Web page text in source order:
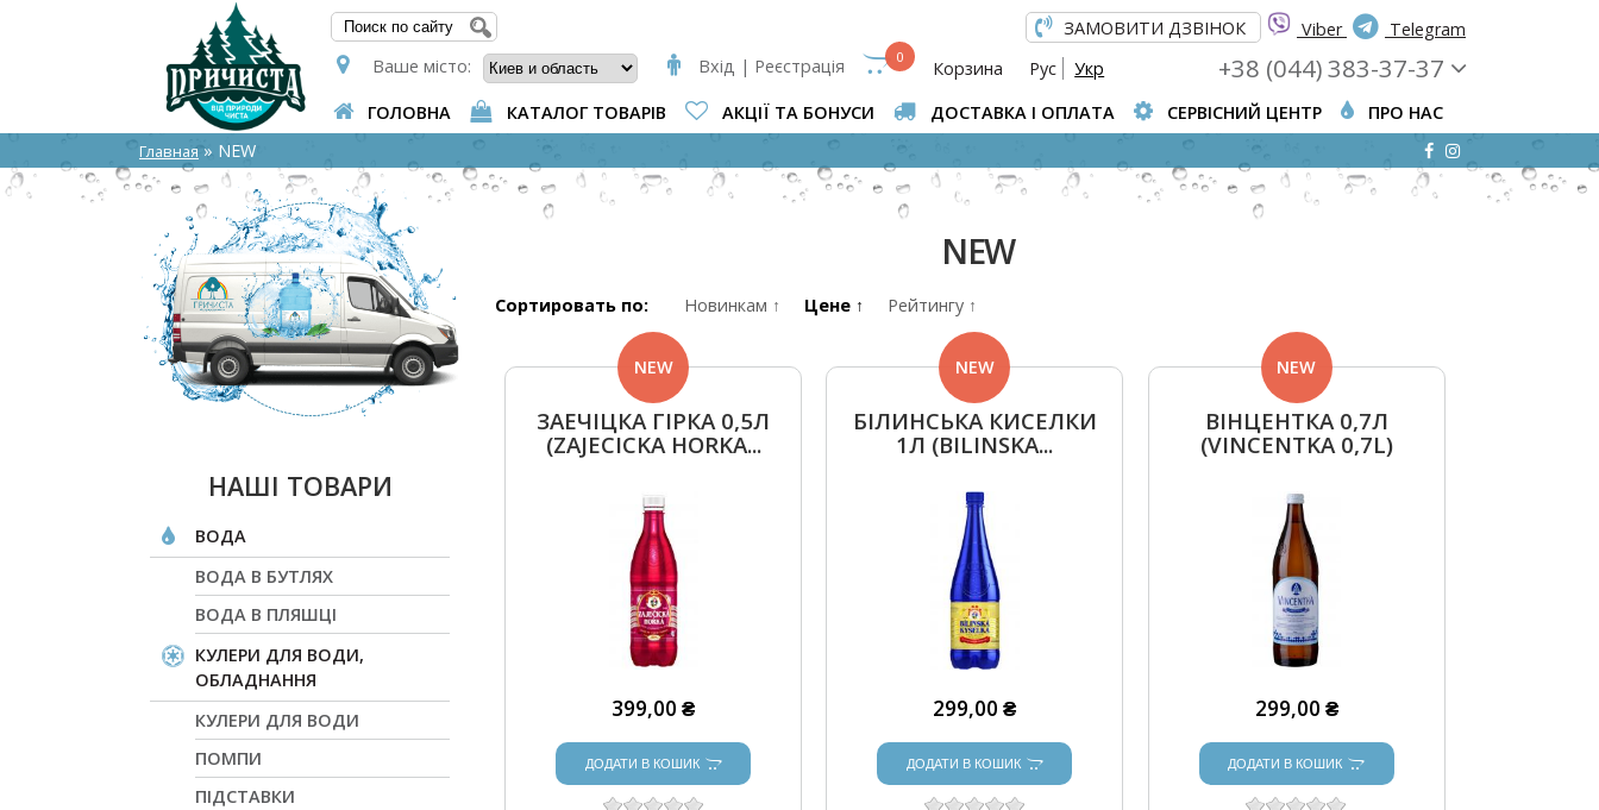
ПОШУКОВА ФОРМА Viber Telegram
ЗАМОВИТИ ДЗВІНОК
Ваше місто:
Вхід | Реєстрація 0
Корзина Рус Укр +38 (044) 383-37-37
ГОЛОВНА КАТАЛОГ ТОВАРІВ АКЦІЇ ТА БОНУСИ ДОСТАВКА І ОПЛАТА СЕРВІСНИЙ ЦЕНТР ПРО НАС
Главная » NEW
НАШІ ТОВАРИ
ВОДА
ВОДА В БУТЛЯХ
ВОДА В ПЛЯШЦІ
КУЛЕРИ ДЛЯ ВОДИ,
ОБЛАДНАННЯ
КУЛЕРИ ДЛЯ ВОДИ
ПОМПИ
ПІДСТАВКИ
NEW
Сортировать по: Новинкам ↑ Цене ↑ Рейтингу ↑
ЗАЕЧІЦКА ГІРКА 0,5Л
(ZAJECICKA HORKA...
NEW
399,00 ₴
ДОДАТИ В КОШИК
БІЛИНСЬКА КИСЕЛКИ
1Л (BILINSKA...
NEW
299,00 ₴
ДОДАТИ В КОШИК
ВІНЦЕНТКА 0,7Л
(VINCENTKA 0,7L)
NEW
299,00 ₴
ДОДАТИ В КОШИК